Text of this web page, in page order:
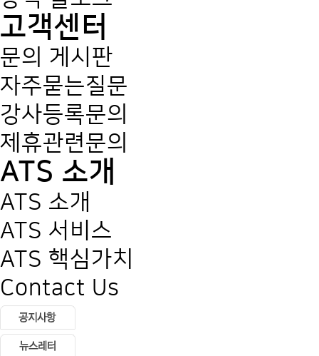
고객센터
문의 게시판
자주묻는질문
강사등록문의
제휴관련문의
ATS 소개
ATS 소개
ATS 서비스
ATS 핵심가치
Contact Us